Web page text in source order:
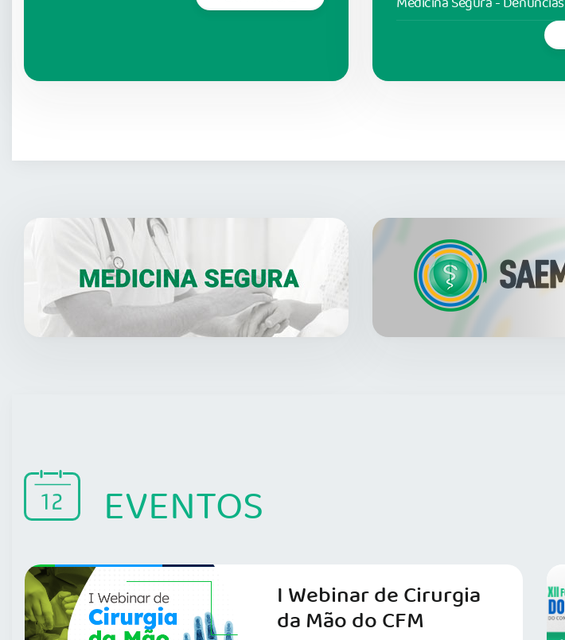
EVENTOS
I Webinar de Cirurgia
da Mão do CFM